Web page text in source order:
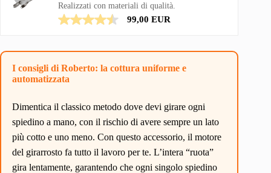
Realizzati con materiali di qualità.
99,00 EUR
I consigli di Roberto: la cottura uniforme e
automatizzata
Dimentica il classico metodo dove devi girare ogni
spiedino a mano, con il rischio di avere sempre un lato
più cotto e uno meno. Con questo accessorio, il motore
del girarrosto fa tutto il lavoro per te. L’intera “ruota”
gira lentamente, garantendo che ogni singolo spiedino